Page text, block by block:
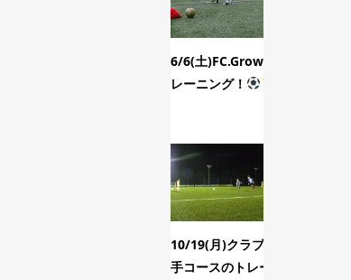
6/6(土)FC.Growsト
レーニング！
10/19(月)クラブ選
手コースのトレーニ